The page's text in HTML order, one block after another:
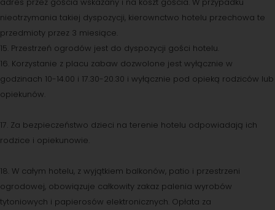
adres przez gościa wskazany i na koszt gościa. W przypadku
nieotrzymania takiej dyspozycji, kierownctwo hotelu przechowa te
przedmioty przez 3 miesiące.
15. Przestrzeń ogrodów jest do dyspozycji gości hotelu.
16. Korzystanie z placu zabaw dozwolone jest wyłącznie w
godzinach 10-14.00 i 17.30-20.30 i wyłącznie pod opieką rodziców lub
opiekunów.
17. Za bezpieczeństwo dzieci na terenie hotelu odpowiadają ich
rodzice i opiekunowie.
18. W całym hotelu, z wyjątkiem balkonów, patio i przestrzeni
ogrodowej, obowiązuje całkowity zakaz palenia wyrobów
tytoniowych i papierosów elektronicznych. Opłata za